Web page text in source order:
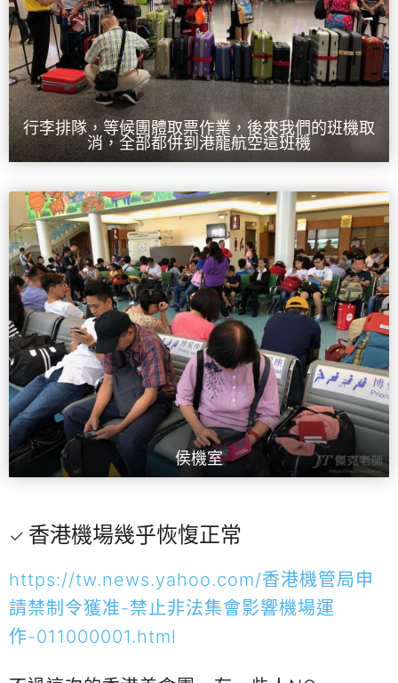
行李排隊，等候團體取票作業，後來我們的班機取
消，全部都併到港龍航空這班機
侯機室
香港機場幾乎恢愎正常
https://tw.news.yahoo.com/香港機管局申
請禁制令獲准-禁止非法集會影響機場運
作-011000001.html